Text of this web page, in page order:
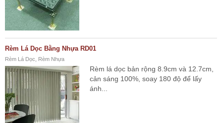
Rèm Lá Dọc Bằng Nhựa RD01
Rèm Lá Dọc, Rèm Nhựa
Rèm lá dọc bản rộng 8.9cm và 12.7cm,
cản sáng 100%, soay 180 độ để lấy
ánh...